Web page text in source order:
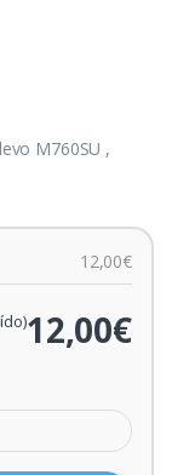
M760SU ,
12,00€
12,00€